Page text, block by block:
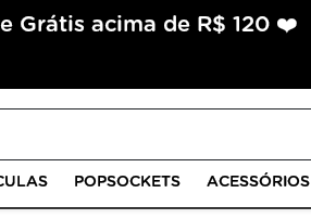
Grátis acima de R$ 120 ❤️
POPSOCKETS ACESSÓRIOS